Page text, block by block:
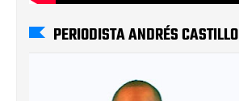
PERIODISTA ANDRÉS CASTILLO